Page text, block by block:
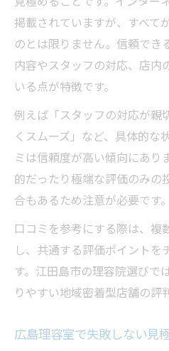
理容院の評判を信頼で
理容院評判の裏付
理容院の信頼度は
理容院口コミの正
理容院の評判は利
安心して通いたい方必
理容院選びで重視し
口コミ評判で見る
理容院の明朗な料
定休日や予約のし
要
理容院の口コミ活用で後
掲載されていますが、すべて
のとは限りません。信頼でき
内容やスタッフの対応、店内
いる点が特徴です。
例えば「スタッフの対応が親
くスムーズ」など、具体的な
ミは信頼度が高い傾向にあり
的だったり極端な評価のみの
合もあるため注意が必要です。
口コミを参考にする際は、複
し、共通する評価ポイントを
す。江田島市の理容院選びで
りやすい地域密着型店舗の評
広島理容室で失敗しない見